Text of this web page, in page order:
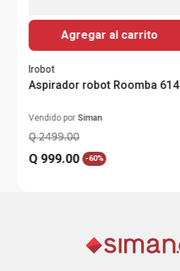
Agregar al carrito
Irobot
Aspirador robot Roomba 614
Vendido por Siman
Q 2499.00
Q 999.00 -60%